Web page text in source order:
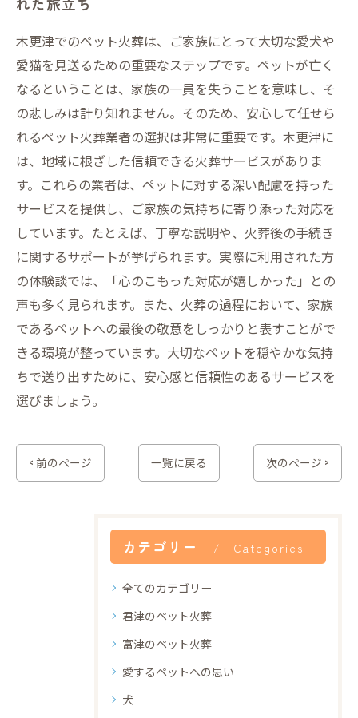
木更津でのペット火葬は、ご家族にとって大切な愛犬や
愛猫を見送るための重要なステップです。ペットが亡く
なるということは、家族の一員を失うことを意味し、そ
の悲しみは計り知れません。そのため、安心して任せら
れるペット火葬業者の選択は非常に重要です。木更津に
は、地域に根ざした信頼できる火葬サービスがありま
す。これらの業者は、ペットに対する深い配慮を持った
サービスを提供し、ご家族の気持ちに寄り添った対応を
しています。たとえば、丁寧な説明や、火葬後の手続き
に関するサポートが挙げられます。実際に利用された方
の体験談では、「心のこもった対応が嬉しかった」との
声も多く見られます。また、火葬の過程において、家族
であるペットへの最後の敬意をしっかりと表すことがで
きる環境が整っています。大切なペットを穏やかな気持
ちで送り出すために、安心感と信頼性のあるサービスを
選びましょう。
< 前のページ 一覧に戻る 次のページ >
カテゴリー Categories
全てのカテゴリー
君津のペット火葬
富津のペット火葬
愛するペットへの思い
犬